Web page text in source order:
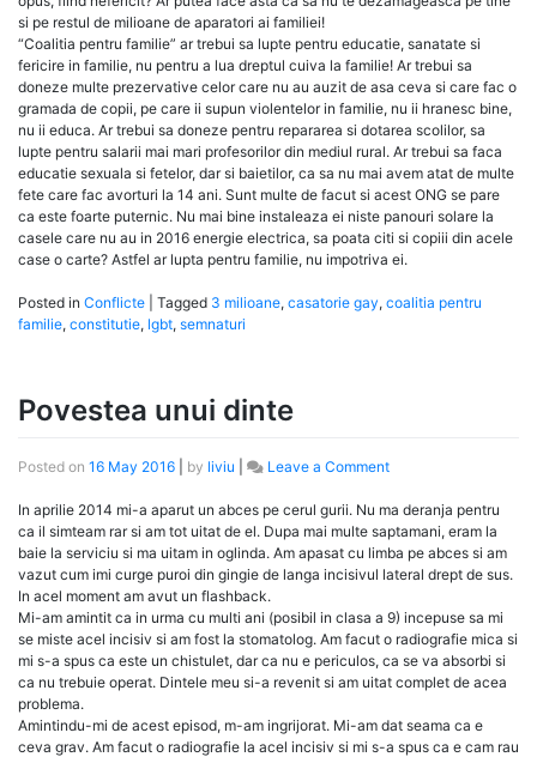
si pe restul de milioane de aparatori ai familiei!
“Coalitia pentru familie” ar trebui sa lupte pentru educatie, sanatate si
fericire in familie, nu pentru a lua dreptul cuiva la familie! Ar trebui sa
doneze multe prezervative celor care nu au auzit de asa ceva si care fac o
gramada de copii, pe care ii supun violentelor in familie, nu ii hranesc bine,
nu ii educa. Ar trebui sa doneze pentru repararea si dotarea scolilor, sa
lupte pentru salarii mai mari profesorilor din mediul rural. Ar trebui sa faca
educatie sexuala si fetelor, dar si baietilor, ca sa nu mai avem atat de multe
fete care fac avorturi la 14 ani. Sunt multe de facut si acest ONG se pare
ca este foarte puternic. Nu mai bine instaleaza ei niste panouri solare la
casele care nu au in 2016 energie electrica, sa poata citi si copiii din acele
case o carte? Astfel ar lupta pentru familie, nu impotriva ei.
Posted in Conflicte Tagged 3 milioane, casatorie gay, coalitia pentru
familie, constitutie, lgbt, semnaturi
Povestea unui dinte
Posted on 16 May 2016 by liviu Leave a Commenton
unui
dinte
In aprilie 2014 mi-a aparut un abces pe cerul gurii. Nu ma deranja pentru
ca il simteam rar si am tot uitat de el. Dupa mai multe saptamani, eram la
baie la serviciu si ma uitam in oglinda. Am apasat cu limba pe abces si am
vazut cum imi curge puroi din gingie de langa incisivul lateral drept de sus.
In acel moment am avut un flashback.
Mi-am amintit ca in urma cu multi ani (posibil in clasa a 9) incepuse sa mi
se miste acel incisiv si am fost la stomatolog. Am facut o radiografie mica si
mi s-a spus ca este un chistulet, dar ca nu e periculos, ca se va absorbi si
ca nu trebuie operat. Dintele meu si-a revenit si am uitat complet de acea
problema.
Amintindu-mi de acest episod, m-am ingrijorat. Mi-am dat seama ca e
ceva grav. Am facut o radiografie la acel incisiv si mi s-a spus ca e cam rau